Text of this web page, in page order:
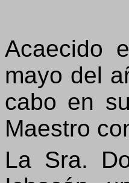
Acaecido
mayo del
cabo en
Maestro
La Sra.